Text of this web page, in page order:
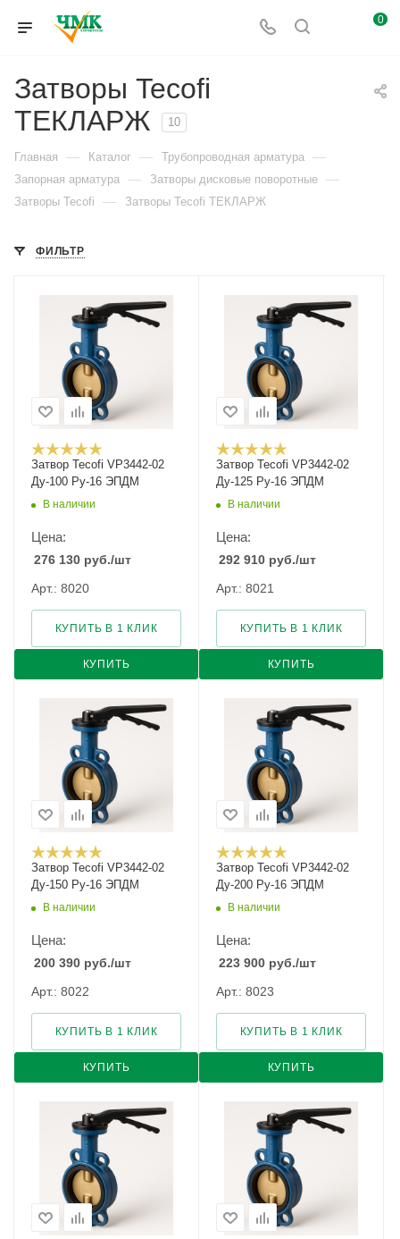
0
Затворы Tecofi
ТЕКЛАРЖ
10
Главная — Каталог — Трубопроводная арматура —
Запорная арматура — Затворы дисковые поворотные —
Затворы Tecofi — Затворы Tecofi ТЕКЛАРЖ
ФИЛЬТР
Затвор Tecofi VP3442-02
Ду-100 Ру-16 ЭПДМ
В наличии
Цена:
276 130 руб./шт
Арт.: 8020
КУПИТЬ
КУПИТЬ В 1 КЛИК
Затвор Tecofi VP3442-02
Ду-125 Ру-16 ЭПДМ
В наличии
Цена:
292 910 руб./шт
Арт.: 8021
КУПИТЬ
КУПИТЬ В 1 КЛИК
Затвор Tecofi VP3442-02
Ду-150 Ру-16 ЭПДМ
В наличии
Цена:
200 390 руб./шт
Арт.: 8022
КУПИТЬ
КУПИТЬ В 1 КЛИК
Затвор Tecofi VP3442-02
Ду-200 Ру-16 ЭПДМ
В наличии
Цена:
223 900 руб./шт
Арт.: 8023
КУПИТЬ
КУПИТЬ В 1 КЛИК